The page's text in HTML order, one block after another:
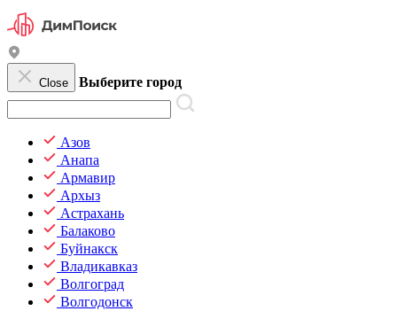
Close Выберите город
Азов
Анапа
Армавир
Архыз
Астрахань
Балаково
Буйнакск
Владикавказ
Волгоград
Волгодонск